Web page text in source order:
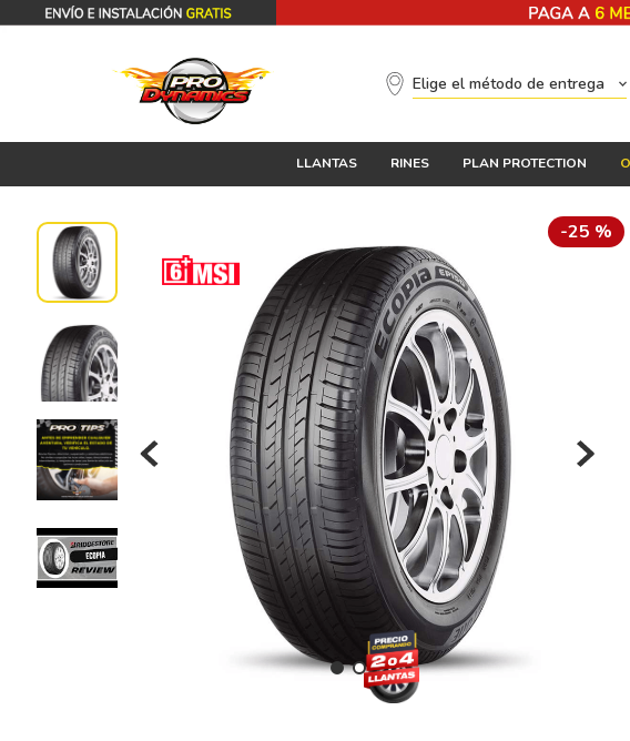
Elige el método de entrega
LLANTAS RINES PLAN PROTECTION
-25 %